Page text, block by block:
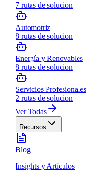
7 rutas de solucion
Automotriz
8 rutas de solucion
Energía y Renovables
8 rutas de solucion
Servicios Profesionales
2 rutas de solucion
Ver Todas
Recursos
Blog
Insights y Artículos